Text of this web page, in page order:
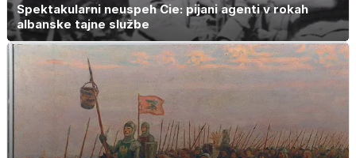
Spektakularni neuspeh Cie: pijani agenti v rokah
albanske tajne službe